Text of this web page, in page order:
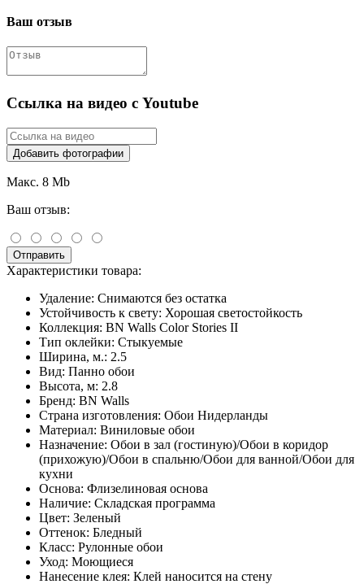
Ваш отзыв
Ссылка на видео с Youtube
Добавить фотографии
Макс. 8 Mb
Ваш отзыв:
Отправить
Характеристики товара:
Удаление: Снимаются без остатка
Устойчивость к свету: Хорошая светостойкость
Коллекция: BN Walls Color Stories II
Тип оклейки: Стыкуемые
Ширина, м.: 2.5
Вид: Панно обои
Высота, м: 2.8
Бренд: BN Walls
Страна изготовления: Обои Нидерланды
Материал: Виниловые обои
Назначение: Обои в зал (гостиную)/Обои в коридор
(прихожую)/Обои в спальню/Обои для ванной/Обои для
кухни
Основа: Флизелиновая основа
Наличие: Складская программа
Цвет: Зеленый
Оттенок: Бледный
Класс: Рулонные обои
Уход: Моющиеся
Нанесение клея: Клей наносится на стену